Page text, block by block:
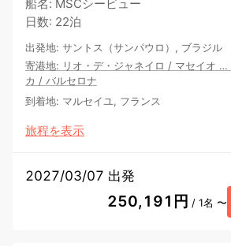
船名: MSCシービュー
日数: 22泊
出発地: サントス（サンパウロ）, ブラジル
寄港地: リオ・デ・ジャネイロ / マセイオ …
カ / バルセロナ
到着地: マルセイユ, フランス
旅程を表示
2027/03/07 出発
250,191円 / 1名 〜